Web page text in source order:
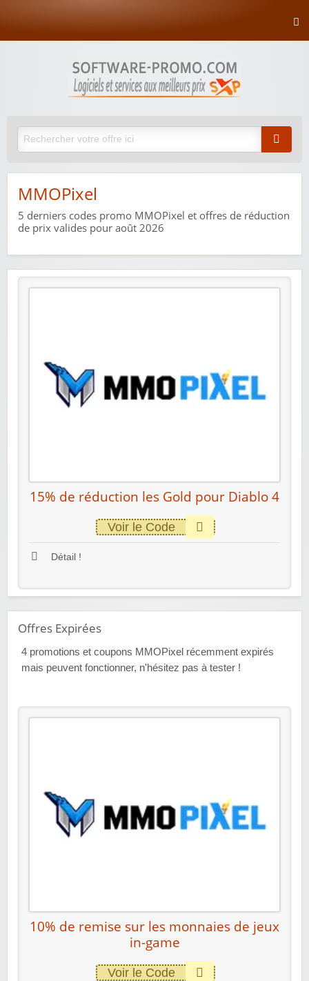
MMOPixel
5 derniers codes promo MMOPixel et offres de réduction
de prix valides pour août 2026
15% de réduction les Gold pour Diablo 4
Voir le Code
Détail !
Offres Expirées
4 promotions et coupons MMOPixel récemment expirés
mais peuvent fonctionner, n'hésitez pas à tester !
10% de remise sur les monnaies de jeux
in-game
Voir le Code